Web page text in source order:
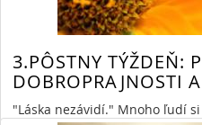
3.PÔSTNY TÝŽDEŇ:
DOBROPRAJNOSTI
"Láska nezávidí." Mnoho ľudí